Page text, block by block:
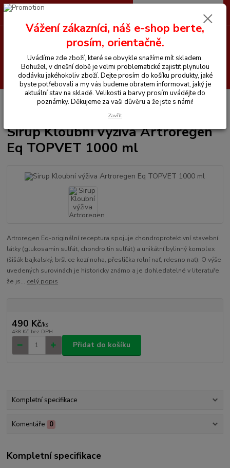
Hledat
+420 605 255 500 0 Kč
Vitamíny a krmiva pro koně
Sirup Kloubní výživa Artroregen Eq
Sirup Kloubní výživa Artroregen
Eq TOPVET 1000 ml
Artroregen Eq-originální receptura spojuje chondroprotektivní stavební
látky (glukosamin sulfát, chondroitin sulfát) a unikátní bylinný komplex
(šišák bajkalský, bršlice kozí noha, přeslička rolní nať, rdesno nať). O výše
uvedených surovinách je historicky známo a je dohledatelné v literatuře,
že js... celý popis
490 Kč/ks
438 Kč bez DPH
Přidat do košíku
Kompletní specifikace
Komentáře 0
Kompletní specifikace
Vážení zákazníci, náš e-shop berte,
prosím, orientačně.
Uvádíme zde zboží, které se obvykle snažíme mít skladem.
Bohužel, v dnešní době je velmi problematické zajistit plynulou
dodávku jakéhokoliv zboží. Dejte prosím do košíku produkty, jaké
byste potřebovali a my vás budeme obratem informovat, jaký je
aktuální stav na skladě. Velikosti a barvy prosím uvádějte do
poznámky. Děkujeme za vaši důvěru a že jste s námi!
Zavřít